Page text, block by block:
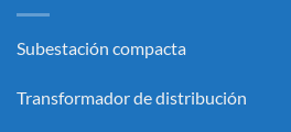
Subestación compacta
Transformador de distribución